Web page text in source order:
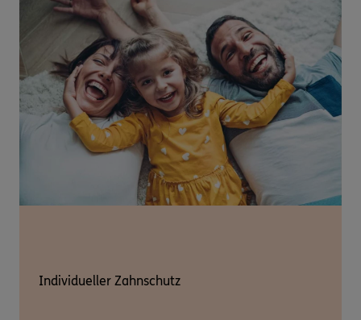
Individueller Zahnschutz